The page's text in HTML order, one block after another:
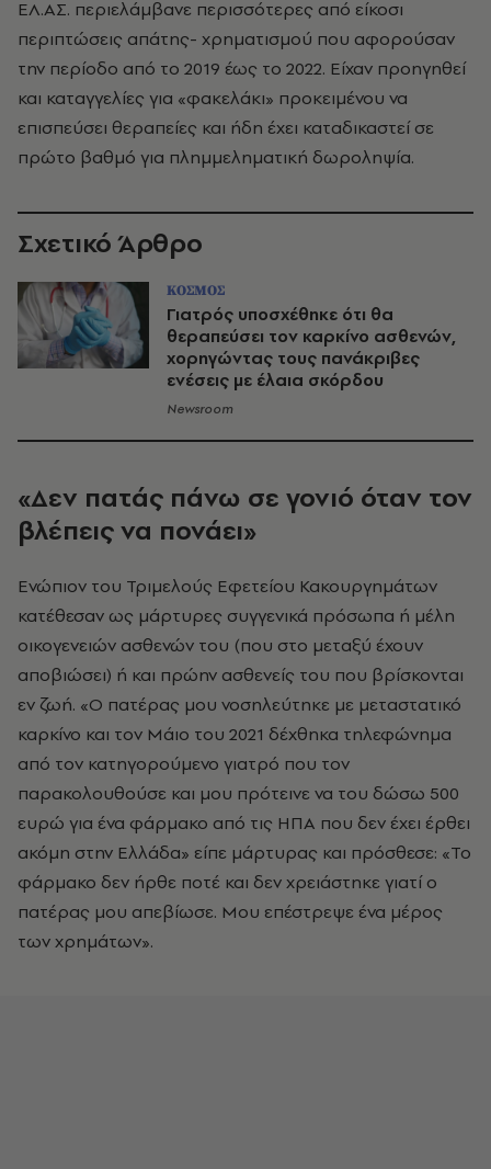
ΕΛ.ΑΣ. περιελάμβανε περισσότερες από είκοσι
περιπτώσεις απάτης- χρηματισμού που αφορούσαν
την περίοδο από το 2019 έως το 2022. Είχαν προηγηθεί
και καταγγελίες για «φακελάκι» προκειμένου να
επισπεύσει θεραπείες και ήδη έχει καταδικαστεί σε
πρώτο βαθμό για πλημμεληματική δωροληψία.
Σχετικό Άρθρο
ΚΟΣΜΟΣ
Γιατρός υποσχέθηκε ότι θα
θεραπεύσει τον καρκίνο ασθενών,
χορηγώντας τους πανάκριβες
ενέσεις με έλαια σκόρδου
Newsroom
«Δεν πατάς πάνω σε γονιό όταν τον
βλέπεις να πονάει»
Ενώπιον του Τριμελούς Εφετείου Κακουργημάτων
κατέθεσαν ως μάρτυρες συγγενικά πρόσωπα ή μέλη
οικογενειών ασθενών του (που στο μεταξύ έχουν
αποβιώσει) ή και πρώην ασθενείς του που βρίσκονται
εν ζωή. «Ο πατέρας μου νοσηλεύτηκε με μεταστατικό
καρκίνο και τον Μάιο του 2021 δέχθηκα τηλεφώνημα
από τον κατηγορούμενο γιατρό που τον
παρακολουθούσε και μου πρότεινε να του δώσω 500
ευρώ για ένα φάρμακο από τις ΗΠΑ που δεν έχει έρθει
ακόμη στην Ελλάδα» είπε μάρτυρας και πρόσθεσε: «Το
φάρμακο δεν ήρθε ποτέ και δεν χρειάστηκε γιατί ο
πατέρας μου απεβίωσε. Μου επέστρεψε ένα μέρος
των χρημάτων».